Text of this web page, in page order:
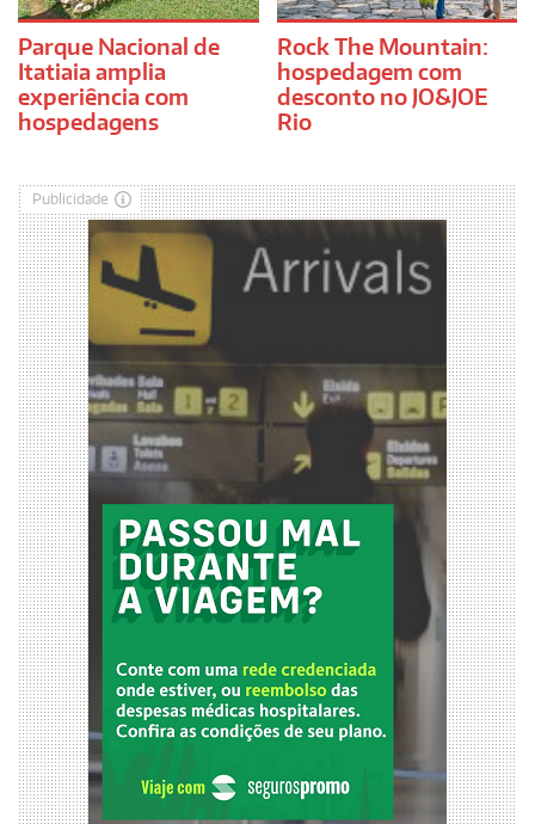
Parque Nacional de
Itatiaia amplia
experiência com
hospedagens
Rock The Mountain:
hospedagem com
desconto no JO&JOE
Rio
Publicidade